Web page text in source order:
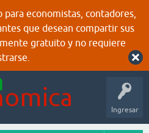
economistas, contadores,
que desean compartir sus
gratuito y no requiere
Ingresar